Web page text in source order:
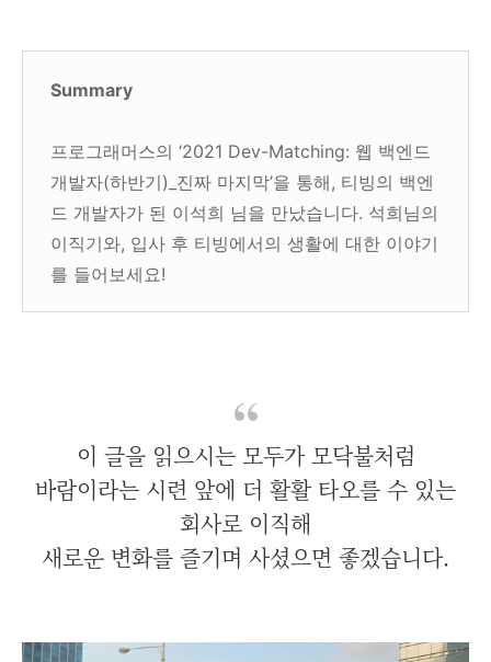
Summary
프로그래머스의 ‘2021 Dev-Matching: 웹 백엔드
개발자(하반기)_진짜 마지막’을 통해, 티빙의 백엔
드 개발자가 된 이석희 님을 만났습니다. 석희님의
이직기와, 입사 후 티빙에서의 생활에 대한 이야기
를 들어보세요!
이 글을 읽으시는 모두가 모닥불처럼
바람이라는 시련 앞에 더 활활 타오를 수 있는
회사로 이직해
새로운 변화를 즐기며 사셨으면 좋겠습니다.